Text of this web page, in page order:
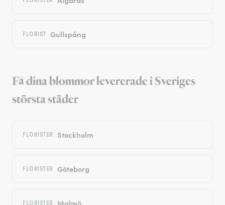
FLORIST Gullspång
Få dina blommor levererade i Sveriges
största städer
FLORISTER Stockholm
FLORISTER Göteborg
FLORISTER Malmö